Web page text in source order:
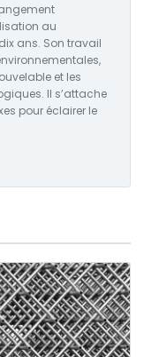
au
ans. Son travail
et les
Il s’attache
pour éclairer le